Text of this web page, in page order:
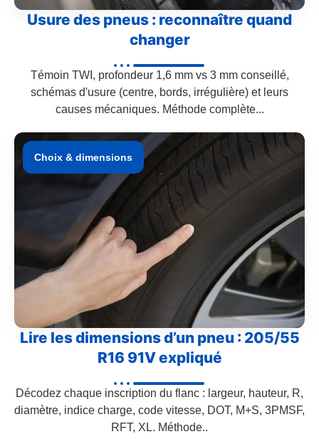
Usure des pneus : reconnaître quand
changer
Témoin TWI, profondeur 1,6 mm vs 3 mm conseillé,
schémas d'usure (centre, bords, irrégulière) et leurs
causes mécaniques. Méthode complète...
Choix & dimensions
Lire les dimensions d’un pneu : 205/55
R16 91V expliqué
Décodez chaque inscription du flanc : largeur, hauteur, R,
diamètre, indice charge, code vitesse, DOT, M+S, 3PMSF,
RFT, XL. Méthode..